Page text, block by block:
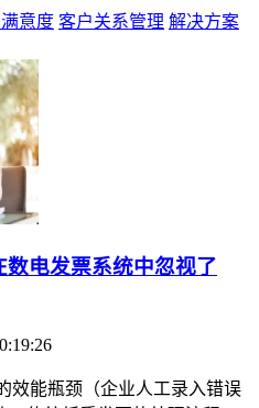
意度 客户关系管理 解决方案
电发票系统中忽视了
效能瓶颈（企业人工录入错误